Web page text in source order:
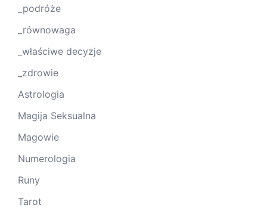
_podróże
_równowaga
_właściwe decyzje
_zdrowie
Astrologia
Magija Seksualna
Magowie
Numerologia
Runy
Tarot